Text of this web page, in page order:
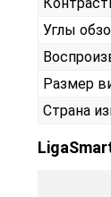
Углы
Размер
Страна